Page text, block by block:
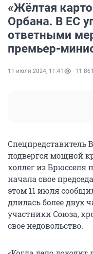
«Жёлтая
Орбана. В ЕС
ответными
премьер-
11 июля 2024, 11:41 11 861
Спецпредставитель
подвергся мощной
коллег из Брюсселя
начала свое
этом 11 июля
длилась более двух
участники Союза,
свое недовольство.